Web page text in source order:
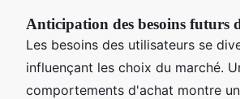
Anticipation des besoins futurs
Les besoins des utilisateurs se
influençant les choix du marché.
comportements d'achat montre